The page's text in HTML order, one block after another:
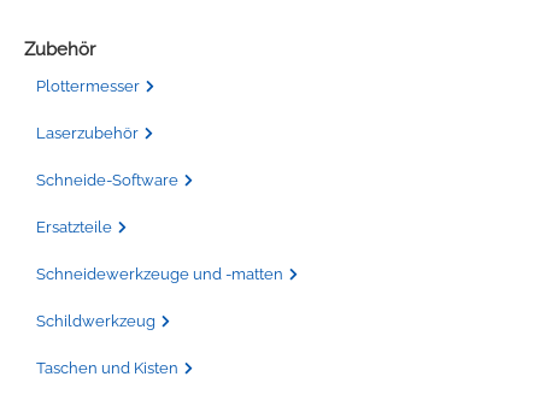
Zubehör
Plottermesser
Laserzubehör
Schneide-Software
Ersatzteile
Schneidewerkzeuge und -matten
Schildwerkzeug
Taschen und Kisten